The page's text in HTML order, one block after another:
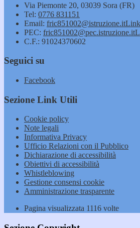
Via Piemonte 20, 03039 Sora (FR)
Tel: 0776 831151
Email: fric851002@istruzione.it
PEC: fric851002@pec.istruzione.it
C.F.: 91024370602
Seguici su
Facebook
Sezione Link Utili
Cookie policy
Note legali
Informativa Privacy
Ufficio Relazioni con il Pubblico
Dichiarazione di accessibilità
Obiettivi di accessibilità
Whistleblowing
Gestione consensi cookie
Amministrazione trasparente
Pagina visualizzata 1116 volte